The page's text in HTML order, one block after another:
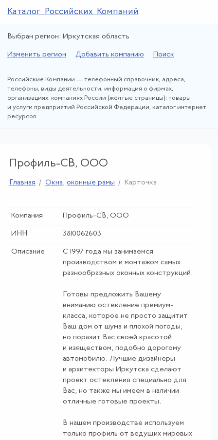
Каталог Российских Компаний
Выбран регион: Иркутская область
Изменить регион Добавить компанию Поиск
Российские Компании — телефонный справочник, адреса,
телефоны, виды деятельности, информация о фирмах,
организациях, компаниях России (жёлтые страницы); товары
и услуги предприятий Российской Федерации; каталог интернет
ресурсов.
Профиль-СВ, ООО
Главная Окна, оконные рамы Карточка
Компания Профиль-СВ, ООО
ИНН 3810062603
Описание
С 1997 года мы занимаемся
производством и монтажом самых
разнообразных оконных конструкций.
Готовы предложить Вашему
вниманию остекление премиум-
класса, которое не просто защитит
Ваш дом от шума и плохой погоды,
но поразит Вас своей красотой
и изяществом, подобно дорогому
автомобилю. Лучшие дизайнеры
и архитекторы Иркутска сделают
проект остекления специально для
Вас, но также мы имеем в наличии
отличные готовые проекты.
В нашем производстве используем
только профиль от ведущих мировых